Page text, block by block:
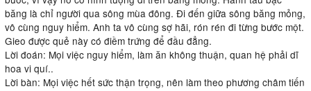
băng là chỉ người qua sông mùa đông. Đi đến giữa sông băng mỏng,
vô cùng nguy hiểm. Anh ta vô cùng sợ hãi, rón rén đi từng bước một.
Gieo được quẻ này có điềm trứng để đầu đẳng.
Lời đoán: Mọi việc nguy hiểm, làm ăn không thuận, quan hệ phải dĩ
hoa vi quí..
Lời bàn: Mọi việc hết sức thận trọng, nên làm theo phương châm tiến